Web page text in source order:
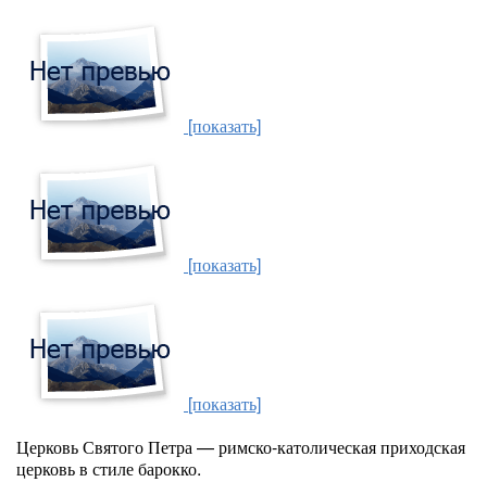
[показать]
[показать]
[показать]
Церковь Святого Петра — римско-католическая приходская
церковь в стиле барокко.